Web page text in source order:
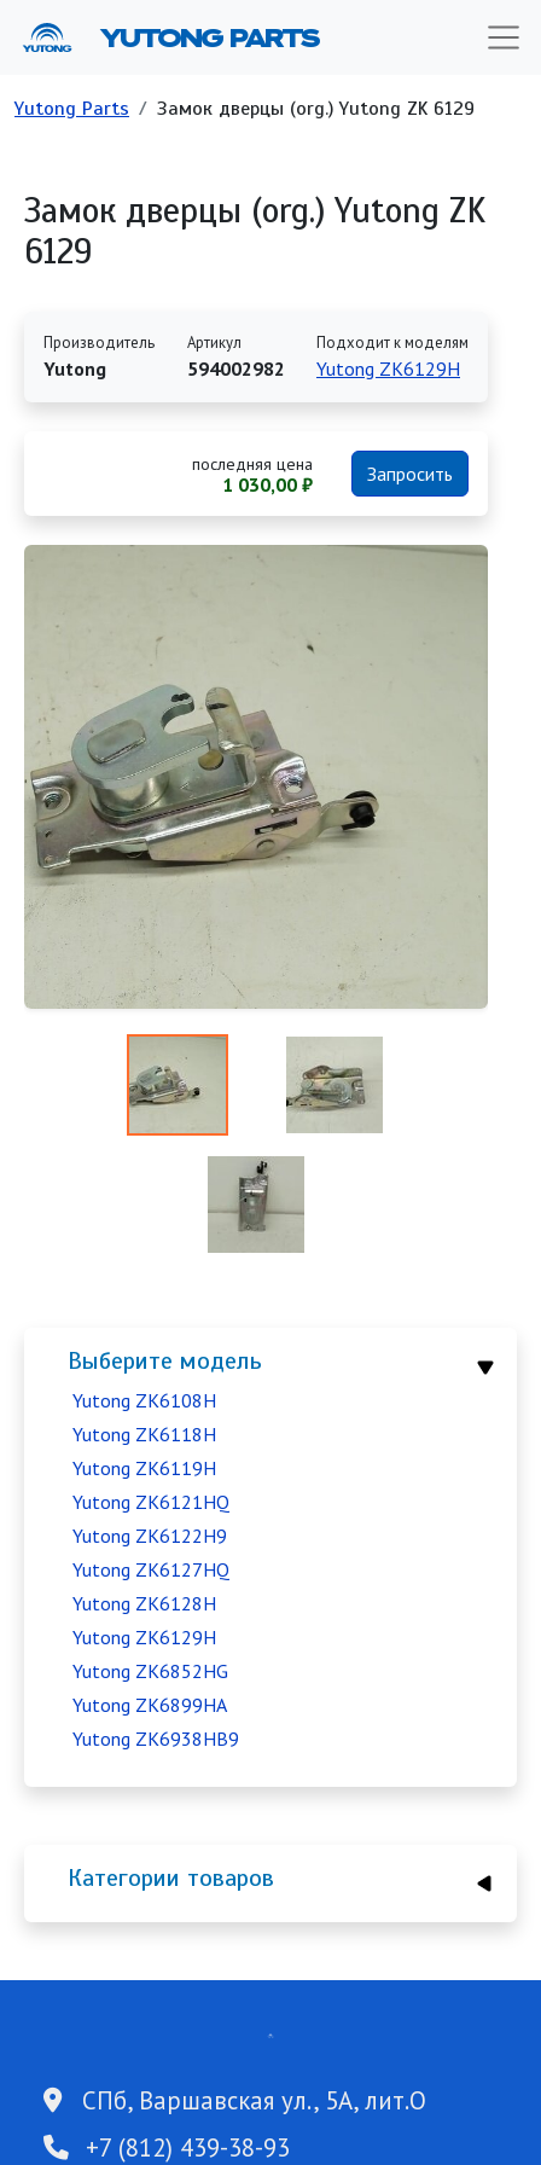
YUTONG PARTS
Строка навигации
Yutong Parts Замок дверцы (org.) Yutong ZK 6129
Выберите модель
Yutong ZK6108H
Yutong ZK6118H
Yutong ZK6119H
Yutong ZK6121HQ
Yutong ZK6122H9
Yutong ZK6127HQ
Yutong ZK6128H
Yutong ZK6129H
Yutong ZK6852HG
Yutong ZK6899HA
Yutong ZK6938HB9
Категории товаров
Замок дверцы (org.) Yutong ZK
6129
Производитель
Yutong
Артикул
594002982
Подходит к моделям
Yutong ZK6129H
последняя цена
1 030,00 ₽ Запросить
СПб, Варшавская ул., 5А, лит.О
+7 (812) 439-38-93